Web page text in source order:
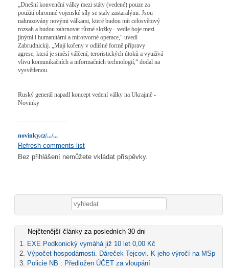
„Dnešní konvenční války mezi státy (vedené) pouze za
použití ohromné vojenské síly se staly zastaralými. Jsou
nahrazovány novými válkami, které budou mít celosvětový
rozsah a budou zahrnovat různé složky - vedle boje mezi
jinými i humanitární a mírotvorné operace,“ uvedl
Zabrudnickij. „Mají kořeny v odlišné formě přípravy
agrese, která je směsí válčení, teroristických útoků a využívá
vlivu komunikačních a informačních technologií,“ dodal na
vysvětlenou.
Ruský generál napadl koncept vedení války na Ukrajině -
Novinky
novinky.cz/.../...
Refresh comments list
Bez přihlášení nemůžete vkládat příspěvky.
Vyhledávání
Nejčtenější články za posledních 30 dni
EXE Podkonický vymáhá již 10 let 0,00 Kč
Výpočet hospodárnosti. Dáreček Tejcovi. K jeho výročí na MSp
Policie NB : Předložen ÚČET za vloupání